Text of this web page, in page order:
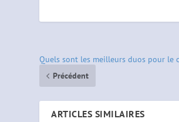
Quels sont les meilleurs duos pour le
Précédent
ARTICLES SIMILAIRES